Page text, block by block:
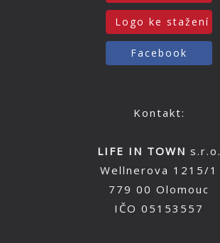
Logo ke stažení
Facebook
Kontakt:
LIFE IN TOWN s.r.o.
Wellnerova 1215/1
779 00 Olomouc
IČO 05153557